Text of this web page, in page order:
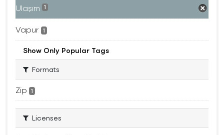
Ulaşım 1
Vapur 1
Show Only Popular Tags
Formats
Zip 1
Licenses